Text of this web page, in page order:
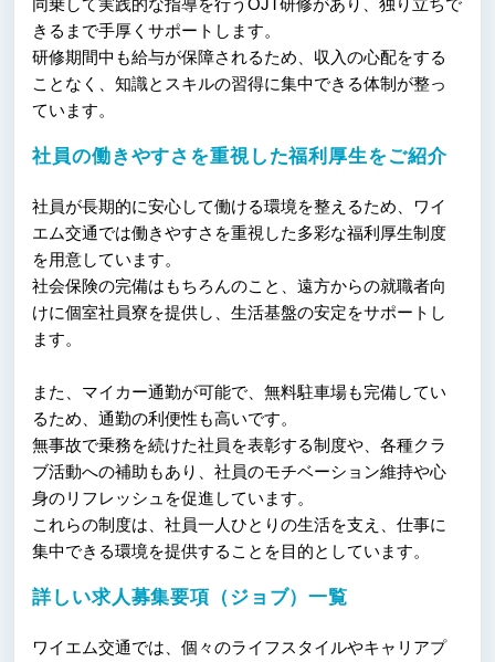
同乗して実践的な指導を行うOJT研修があり、独り立ちで
きるまで手厚くサポートします。
研修期間中も給与が保障されるため、収入の心配をする
ことなく、知識とスキルの習得に集中できる体制が整っ
ています。
社員の働きやすさを重視した福利厚生をご紹介
社員が長期的に安心して働ける環境を整えるため、ワイ
エム交通では働きやすさを重視した多彩な福利厚生制度
を用意しています。
社会保険の完備はもちろんのこと、遠方からの就職者向
けに個室社員寮を提供し、生活基盤の安定をサポートし
ます。
また、マイカー通勤が可能で、無料駐車場も完備してい
るため、通勤の利便性も高いです。
無事故で乗務を続けた社員を表彰する制度や、各種クラ
ブ活動への補助もあり、社員のモチベーション維持や心
身のリフレッシュを促進しています。
これらの制度は、社員一人ひとりの生活を支え、仕事に
集中できる環境を提供することを目的としています。
詳しい求人募集要項（ジョブ）一覧
ワイエム交通では、個々のライフスタイルやキャリアプ